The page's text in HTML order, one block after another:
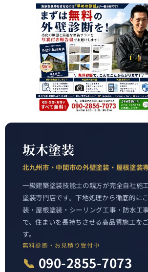
坂木塗装
北九州市・中間市の外壁塗装・屋根塗装
一級建築塗装技能士の親方が完全自社施
塗装専門店です。下地処理から徹底的に
装・屋根塗装・シーリング工事・防水工
で、住まいを長持ちさせる高品質施工を
す。
無料診断・お見積り受付中
📞 090-2855-7073